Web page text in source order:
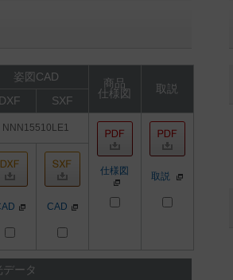
姿図CAD
商品
仕様図
取説
DXF SXF
NNN15510LE1
仕様図 取説
CAD
データ